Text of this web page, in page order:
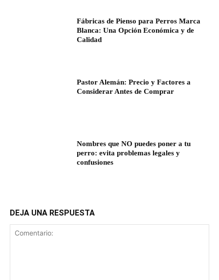
Fábricas de Pienso para Perros Marca
Blanca: Una Opción Económica y de
Calidad
Pastor Alemán: Precio y Factores a
Considerar Antes de Comprar
Nombres que NO puedes poner a tu
perro: evita problemas legales y
confusiones
DEJA UNA RESPUESTA